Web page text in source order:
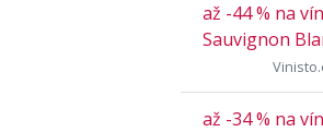
až -44 % na
Sauvignon
až -34 % na